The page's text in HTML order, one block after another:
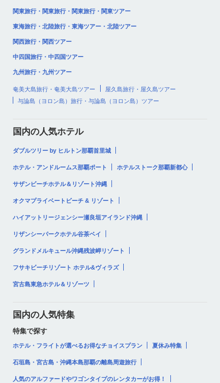
関東旅行・関東旅行・関東旅行・関東ツアー
東海旅行・北陸旅行・東海ツアー・北陸ツアー
関西旅行・関西ツアー
中四国旅行・中四国ツアー
九州旅行・九州ツアー
奄美大島旅行・奄美大島ツアー
屋久島旅行・屋久島ツアー
与論島（ヨロン島）旅行・与論島（ヨロン島）ツアー
国内の人気ホテル
ダブルツリー by ヒルトン那覇首里城
ホテル・アンドルームス那覇ポート ホテルストーク那覇新都心
サザンビーチホテル＆リゾート沖縄
オクマプライベートビーチ & リゾート
ハイアットリージェンシー瀬良垣アイランド沖縄
リザンシーパークホテル谷茶ベイ
グランドメルキュール沖縄残波岬リゾート
フサキビーチリゾート ホテル&ヴィラズ
宮古島東急ホテル＆リゾーツ
国内の人気特集
特集で探す
ホテル・フライトが選べるお得なチョイスプラン 夏休み特集
石垣島・宮古島・沖縄本島那覇の離島周遊旅行
人気のアルファードやワゴンタイプのレンタカーがお得！